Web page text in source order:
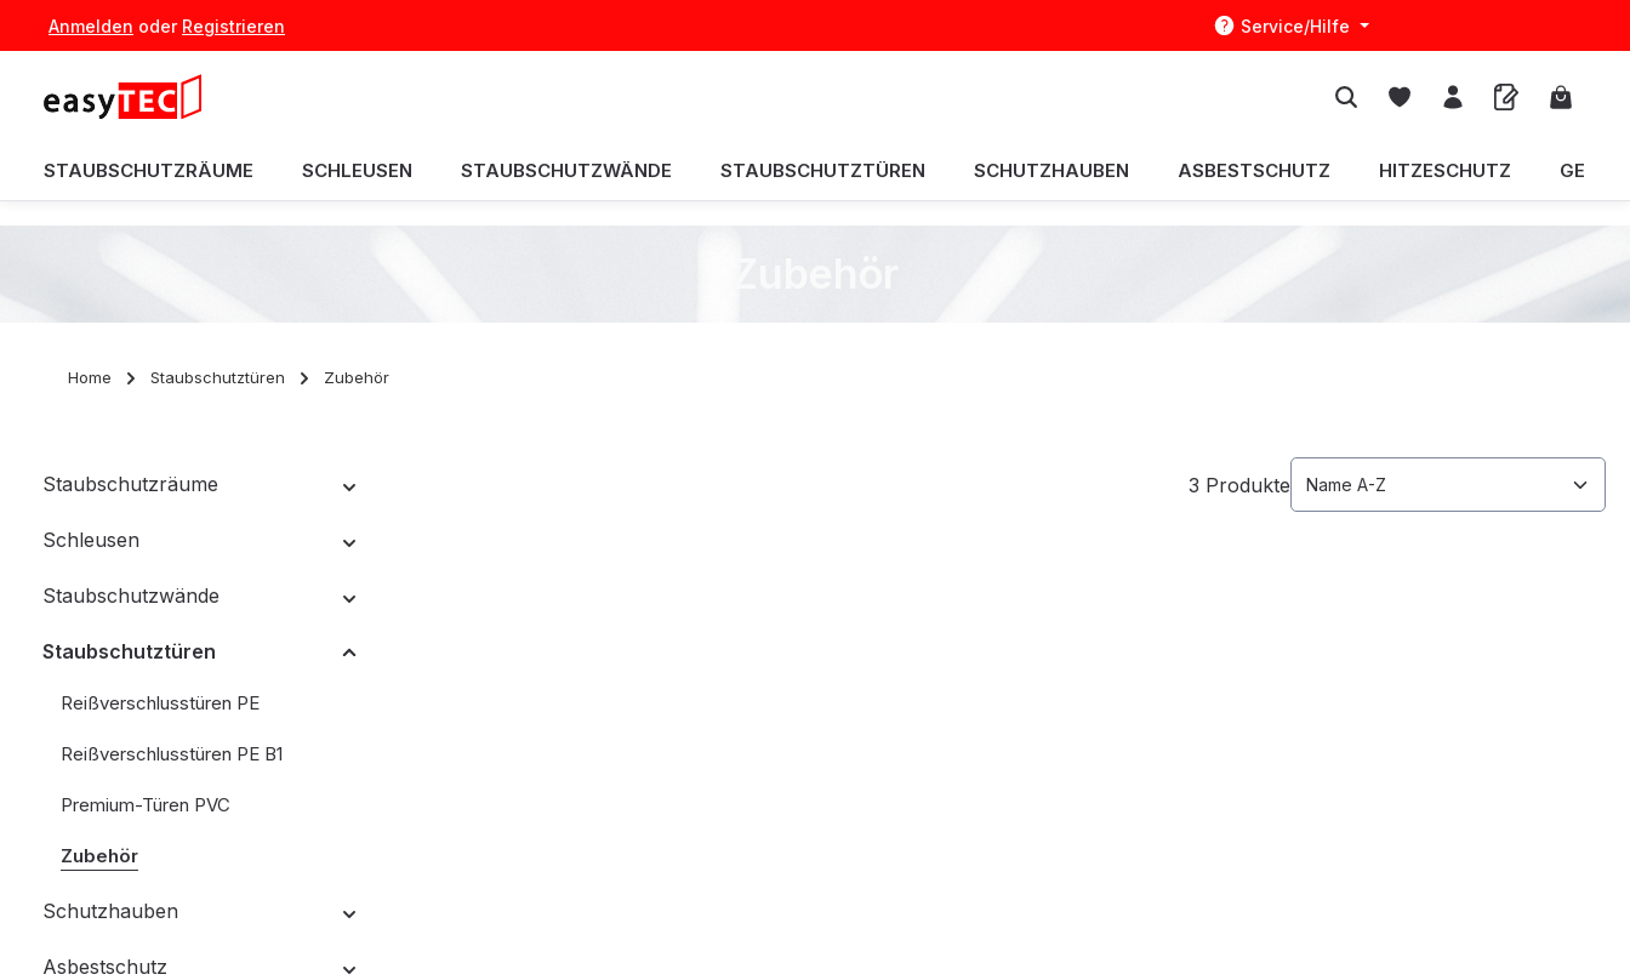
Hauptinhalt springen
Zur Hauptnavigation springen
Anmelden oder Registrieren Service/Hilfe
STAUBSCHUTZRÄUME SCHLEUSEN STAUBSCHUTZWÄNDE STAUBSCHUTZTÜREN SCHUTZHAUBEN ASBESTSCHUTZ HITZESCHUTZ
Home Staubschutztüren Zubehör
Staubschutzräume
Schleusen
Staubschutzwände
Staubschutztüren
Reißverschlusstüren PE
Reißverschlusstüren PE B1
Premium-Türen PVC
Zubehör
Schutzhauben
Asbestschutz
3 Produkte